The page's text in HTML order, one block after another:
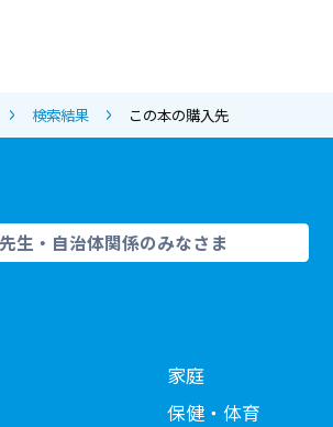
検索結果 この本の購入先
生・自治体関係のみなさま
家庭
保健・体育